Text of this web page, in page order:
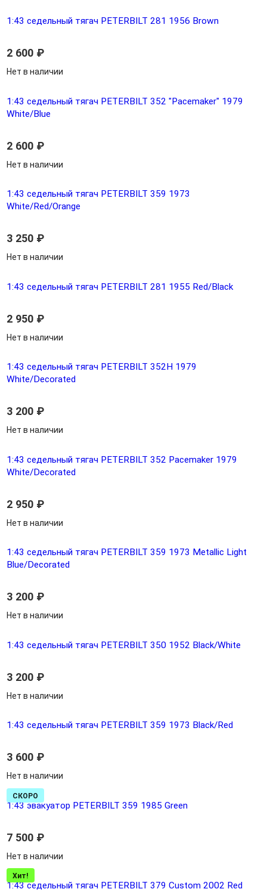
1:43 седельный тягач PETERBILT 281 1956 Brown
2 600 ₽
Нет в наличии
1:43 седельный тягач PETERBILT 352 "Pacemaker" 1979
White/Blue
2 600 ₽
Нет в наличии
1:43 седельный тягач PETERBILT 359 1973
White/Red/Orange
3 250 ₽
Нет в наличии
1:43 седельный тягач PETERBILT 281 1955 Red/Black
2 950 ₽
Нет в наличии
1:43 седельный тягач PETERBILT 352H 1979
White/Decorated
3 200 ₽
Нет в наличии
1:43 седельный тягач PETERBILT 352 Pacemaker 1979
White/Decorated
2 950 ₽
Нет в наличии
1:43 седельный тягач PETERBILT 359 1973 Metallic Light
Blue/Decorated
3 200 ₽
Нет в наличии
1:43 седельный тягач PETERBILT 350 1952 Black/White
3 200 ₽
Нет в наличии
1:43 седельный тягач PETERBILT 359 1973 Black/Red
3 600 ₽
Нет в наличии
СКОРО
1:43 эвакуатор PETERBILT 359 1985 Green
7 500 ₽
Нет в наличии
Хит!
1:43 седельный тягач PETERBILT 379 Custom 2002 Red